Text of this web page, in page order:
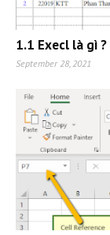
1.1 Execl là gì ?
September 28, 2021